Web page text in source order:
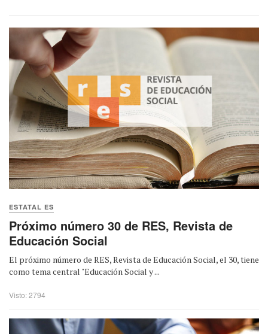
ESTATAL ES
Próximo número 30 de RES, Revista de
Educación Social
El próximo número de RES, Revista de Educación Social, el 30, tiene
como tema central "Educación Social y ...
Visto: 2794